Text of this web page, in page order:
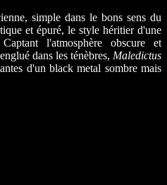
simple dans le bons sens du
et épuré, le style héritier d'une
l'atmosphère obscure et
dans les ténèbres, Maledictus
d'un black metal sombre mais